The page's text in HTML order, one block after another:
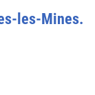
les-Mines.